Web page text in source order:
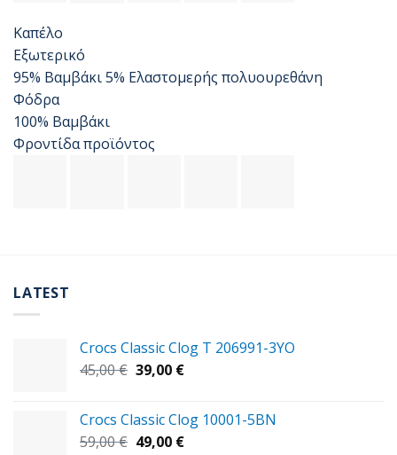
Καπέλο
Εξωτερικό
95% Βαμβάκι 5% Ελαστομερής πολυουρεθάνη
Φόδρα
100% Βαμβάκι
Φροντίδα προϊόντος
LATEST
Crocs Classic Clog T 206991-3YΟ
45,00€ Original
45,00 €.
39,00 €Η
είναι:
39,00 €.
Crocs Classic Clog 10001-5BN
59,00€ Original
49,00 €Η